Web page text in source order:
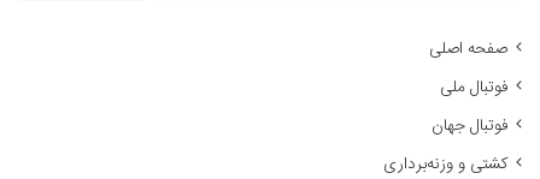
صفحه اصلی
فوتبال ملی
فوتبال جهان
کشتی و وزنه‌برداری